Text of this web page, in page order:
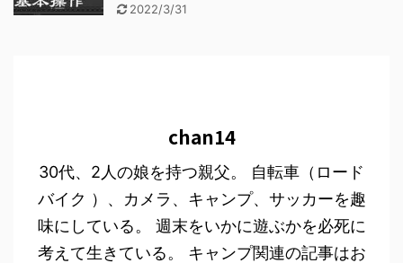
2022/3/31
chan14
30代、2人の娘を持つ親父。 自転車（ロード
バイク ）、カメラ、キャンプ、サッカーを趣
味にしている。 週末をいかに遊ぶかを必死に
考えて生きている。 キャンプ関連の記事はお